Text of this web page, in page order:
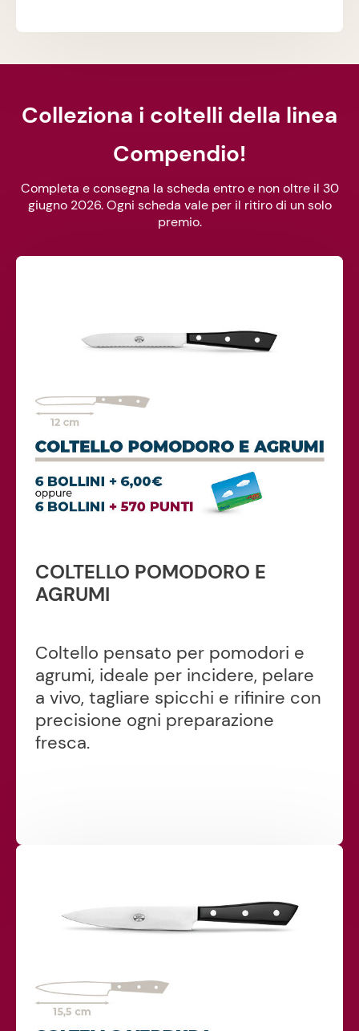
Colleziona i coltelli della linea
Compendio!
Completa e consegna la scheda entro e non oltre il 30
giugno 2026. Ogni scheda vale per il ritiro di un solo
premio.
COLTELLO POMODORO E
AGRUMI
Coltello pensato per pomodori e
agrumi, ideale per incidere, pelare
a vivo, tagliare spicchi e rifinire con
precisione ogni preparazione
fresca.